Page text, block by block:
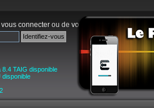
vous connecter ou de vous inscrire
TAIG disponible
disponible